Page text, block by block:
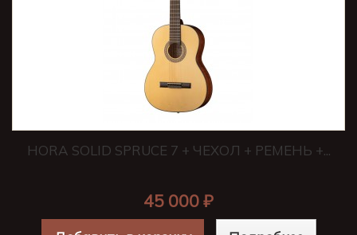
HORA SOLID SPRUCE 7 + ЧЕХОЛ + РЕМЕНЬ +...
45 000 ₽